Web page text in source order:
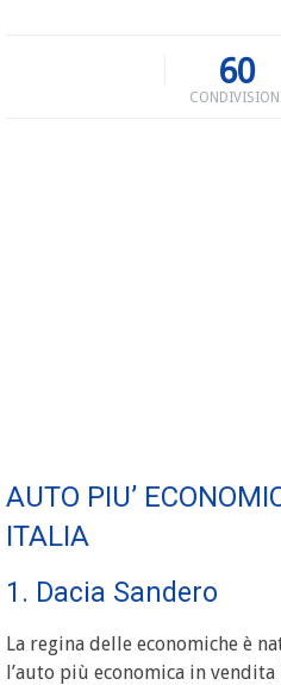
60
AUTO PIU’
ITALIA
1. Dacia Sandero
La regina delle economiche è
l’auto più economica in